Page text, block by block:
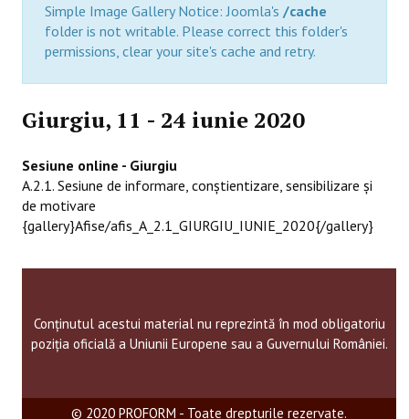
Simple Image Gallery Notice: Joomla's /cache
folder is not writable. Please correct this folder's
permissions, clear your site's cache and retry.
Giurgiu, 11 - 24 iunie 2020
Sesiune online - Giurgiu
A.2.1. Sesiune de informare, conștientizare, sensibilizare şi
de motivare
{gallery}Afise/afis_A_2.1_GIURGIU_IUNIE_2020{/gallery}
Conținutul acestui material nu reprezintă în mod obligatoriu
poziția oficială a Uniunii Europene sau a Guvernului României.
© 2020 PROFORM - Toate drepturile rezervate.